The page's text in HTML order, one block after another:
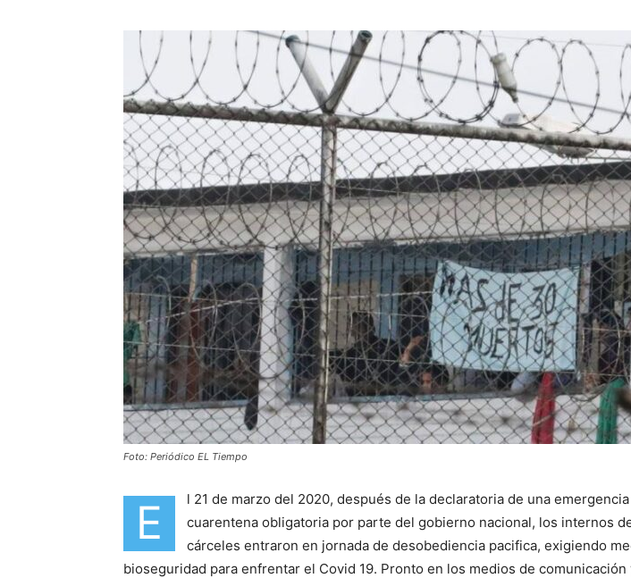
Foto: Periódico EL Tiempo
E
l 21 de marzo del 2020, después de la declaratoria de una
cuarentena obligatoria por parte del gobierno nacional, los internos
cárceles entraron en jornada de desobediencia pacifica, exigiendo
bioseguridad para enfrentar el Covid 19. Pronto en los medios de